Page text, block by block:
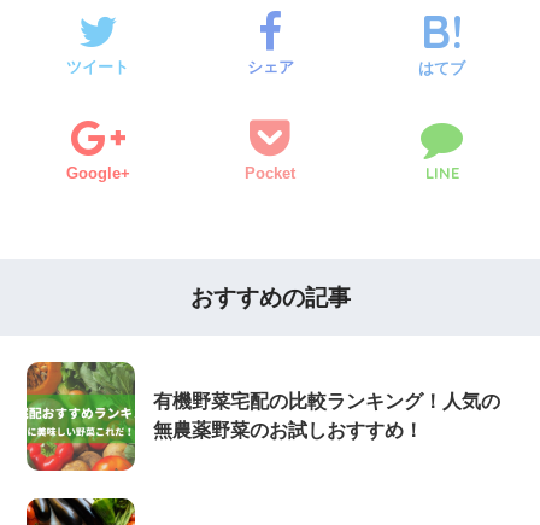
ツイート シェア はてブ
Google+ Pocket LINE
おすすめの記事
有機野菜宅配の比較ランキング！人気の
無農薬野菜のお試しおすすめ！